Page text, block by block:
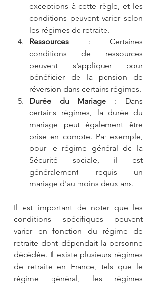
exceptions à cette règle, et les
conditions peuvent varier selon
les régimes de retraite.
Ressources : Certaines
conditions de ressources
peuvent s'appliquer pour
bénéficier de la pension de
réversion dans certains régimes.
Durée du Mariage : Dans
certains régimes, la durée du
mariage peut également être
prise en compte. Par exemple,
pour le régime général de la
Sécurité sociale, il est
généralement requis un
mariage d'au moins deux ans.
Il est important de noter que les
conditions spécifiques peuvent
varier en fonction du régime de
retraite dont dépendait la personne
décédée. Il existe plusieurs régimes
de retraite en France, tels que le
régime général, les régimes